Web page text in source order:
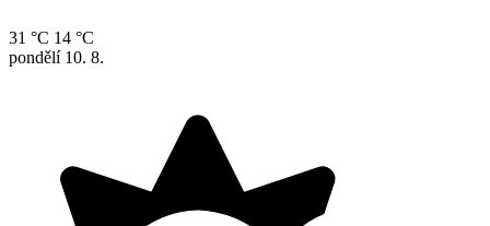
31 °C 14 °C
pondělí 10. 8.